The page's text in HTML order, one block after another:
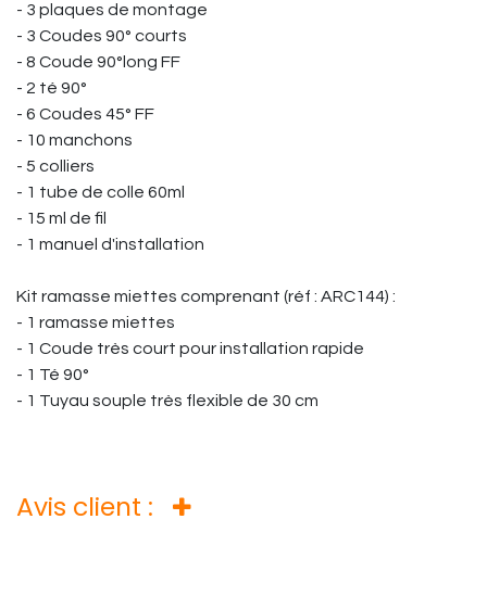
- 3 plaques de montage
- 3 Coudes 90° courts
- 8 Coude 90°long FF
- 2 té 90°
- 6 Coudes 45° FF
- 10 manchons
- 5 colliers
- 1 tube de colle 60ml
- 15 ml de fil
- 1 manuel d'installation
Kit ramasse miettes comprenant (réf : ARC144) :
- 1 ramasse miettes
- 1 Coude très court pour installation rapide
- 1 Té 90°
- 1 Tuyau souple très flexible de 30 cm
Avis client :